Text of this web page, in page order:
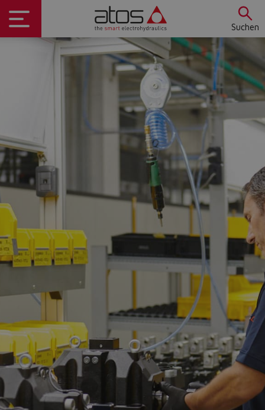
Suchen